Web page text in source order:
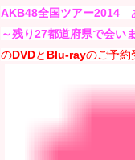
AKB48全国ツアー2014
～残り27都道府県で会い
のDVDと Blu-rayのご予約